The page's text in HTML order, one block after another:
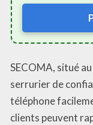
SECOMA, situé
serrurier de
téléphone
clients peuvent